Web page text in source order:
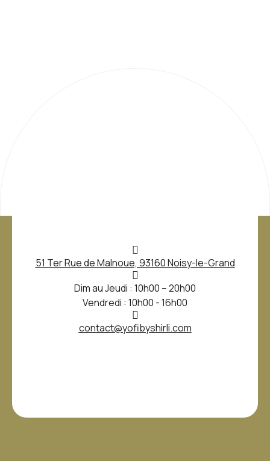
51 Ter Rue de Malnoue, 93160 Noisy-le-Grand
Dim au Jeudi : 10h00 – 20h00
Vendredi : 10h00 - 16h00
contact@yofibyshirli.com